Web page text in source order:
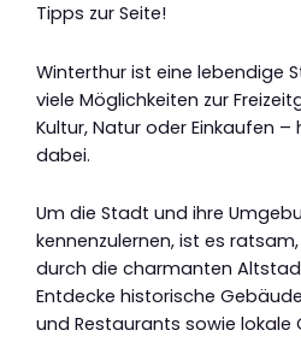
Tipps zur Seite!
Winterthur ist eine lebendige
viele Möglichkeiten zur
Kultur, Natur oder Einkaufen
dabei.
Um die Stadt und ihre
kennenzulernen, ist es
durch die charmanten
Entdecke historische
und Restaurants sowie lokale